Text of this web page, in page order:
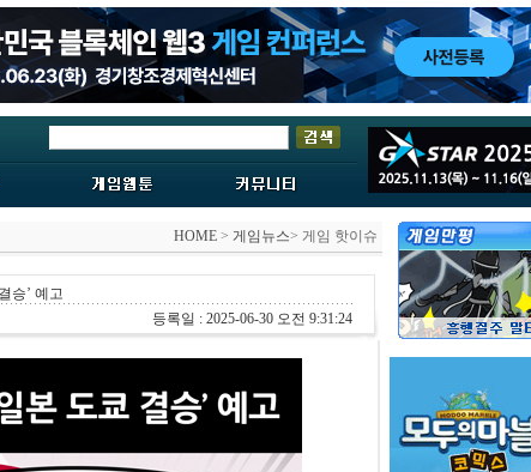
HOME > 게임뉴스> 게임 핫이슈
승’ 예고
등록일 : 2025-06-30 오전 9:31:24